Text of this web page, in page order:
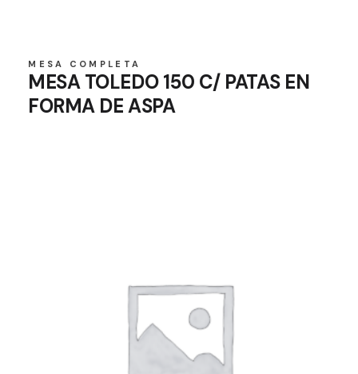
MESA COMPLETA
MESA TOLEDO 150 C/ PATAS EN
FORMA DE ASPA